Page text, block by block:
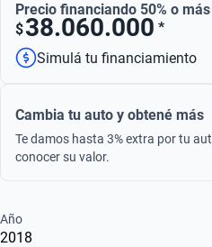
Precio financiando 50% o más
$38.060.000 *
Simulá tu financiamiento
Cambia tu auto y obtené más
Te damos hasta 3% extra por tu
conocer su valor.
Año
2018